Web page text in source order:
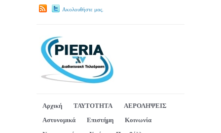
Ακολουθήστε μας.
Αρχική ΤΑΥΤΟΤΗΤΑ
ΑΕΡΟΛΗΨΕΙΣ
Αστυνομικά
Επιστήμη
Κοινωνία